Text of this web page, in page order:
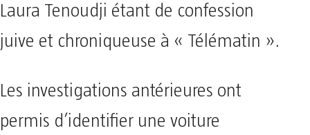
Laura Tenoudji étant de confession
juive et chroniqueuse à « Télématin ».
Les investigations antérieures ont
permis d’identifier une voiture